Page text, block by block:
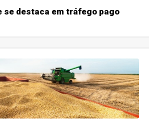
se destaca em tráfego pago